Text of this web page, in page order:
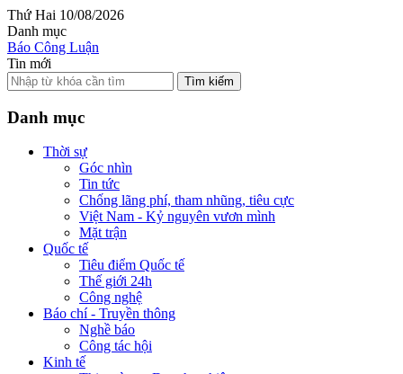
Thứ Hai 10/08/2026
Danh mục
Báo Công Luận
Tin mới
Tìm kiếm
Danh mục
Thời sự
Góc nhìn
Tin tức
Chống lãng phí, tham nhũng, tiêu cực
Việt Nam - Kỷ nguyên vươn mình
Mặt trận
Quốc tế
Tiêu điểm Quốc tế
Thế giới 24h
Công nghệ
Báo chí - Truyền thông
Nghề báo
Công tác hội
Kinh tế